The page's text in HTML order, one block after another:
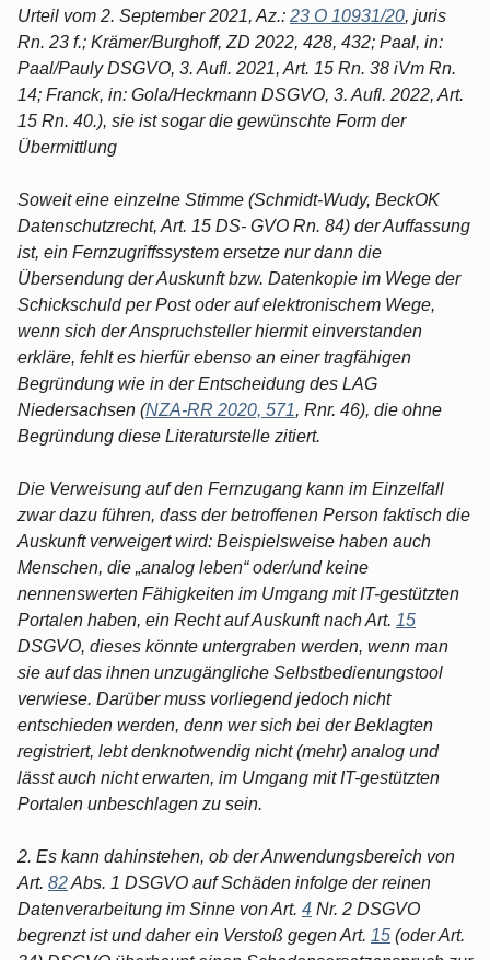
Urteil vom 2. September 2021, Az.: 23 O 10931/20, juris
Rn. 23 f.; Krämer/Burghoff, ZD 2022, 428, 432; Paal, in:
Paal/Pauly DSGVO, 3. Aufl. 2021, Art. 15 Rn. 38 iVm Rn.
14; Franck, in: Gola/Heckmann DSGVO, 3. Aufl. 2022, Art.
15 Rn. 40.), sie ist sogar die gewünschte Form der
Übermittlung
Soweit eine einzelne Stimme (Schmidt-Wudy, BeckOK
Datenschutzrecht, Art. 15 DS- GVO Rn. 84) der Auffassung
ist, ein Fernzugriffssystem ersetze nur dann die
Übersendung der Auskunft bzw. Datenkopie im Wege der
Schickschuld per Post oder auf elektronischem Wege,
wenn sich der Anspruchsteller hiermit einverstanden
erkläre, fehlt es hierfür ebenso an einer tragfähigen
Begründung wie in der Entscheidung des LAG
Niedersachsen (NZA-RR 2020, 571, Rnr. 46), die ohne
Begründung diese Literaturstelle zitiert.
Die Verweisung auf den Fernzugang kann im Einzelfall
zwar dazu führen, dass der betroffenen Person faktisch die
Auskunft verweigert wird: Beispielsweise haben auch
Menschen, die „analog leben“ oder/und keine
nennenswerten Fähigkeiten im Umgang mit IT-gestützten
Portalen haben, ein Recht auf Auskunft nach Art. 15
DSGVO, dieses könnte untergraben werden, wenn man
sie auf das ihnen unzugängliche Selbstbedienungstool
verwiese. Darüber muss vorliegend jedoch nicht
entschieden werden, denn wer sich bei der Beklagten
registriert, lebt denknotwendig nicht (mehr) analog und
lässt auch nicht erwarten, im Umgang mit IT-gestützten
Portalen unbeschlagen zu sein.
2. Es kann dahinstehen, ob der Anwendungsbereich von
Art. 82Abs. 1 DSGVO auf Schäden infolge der reinen
Datenverarbeitung im Sinne von Art. 4 Nr. 2 DSGVO
begrenzt ist und daher ein Verstoß gegen Art. 15 (oder Art.